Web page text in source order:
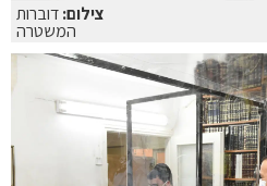
צילום:דוברות
המשטרה